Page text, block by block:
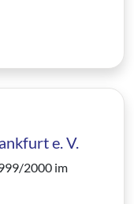
e. V.
2000 im